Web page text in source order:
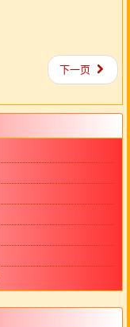
下一页